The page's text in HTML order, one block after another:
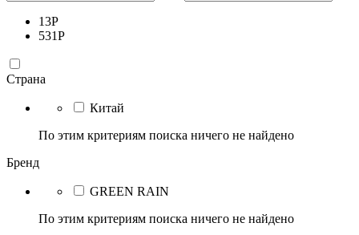
13Р
531Р
Страна
Китай
По этим критериям поиска ничего не найдено
Бренд
GREEN RAIN
По этим критериям поиска ничего не найдено